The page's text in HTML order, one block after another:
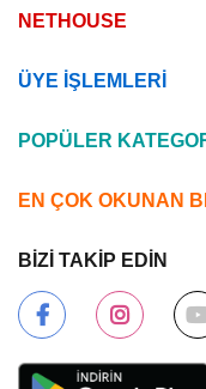
NETHOUSE
ÜYE İŞLEMLERİ
POPÜLER
EN ÇOK OKUNAN
BİZİ TAKİP EDİN